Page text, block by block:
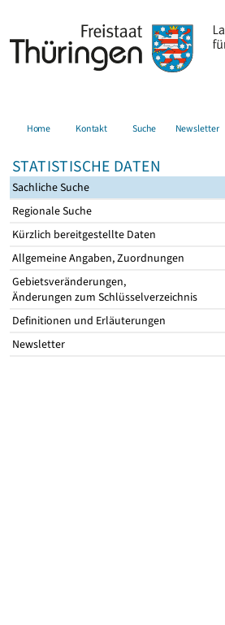
Home Kontakt Suche Newsletter
STATISTISCHE DATEN
Sachliche Suche
Regionale Suche
Kürzlich bereitgestellte Daten
Allgemeine Angaben, Zuordnungen
Gebietsveränderungen,
Änderungen zum Schlüsselverzeichnis
Definitionen und Erläuterungen
Newsletter